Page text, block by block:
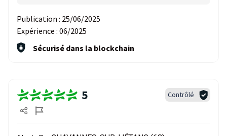
Publication : 25/06/2025
Expérience : 06/2025
Sécurisé dans la blockchain
5 Contrôlé